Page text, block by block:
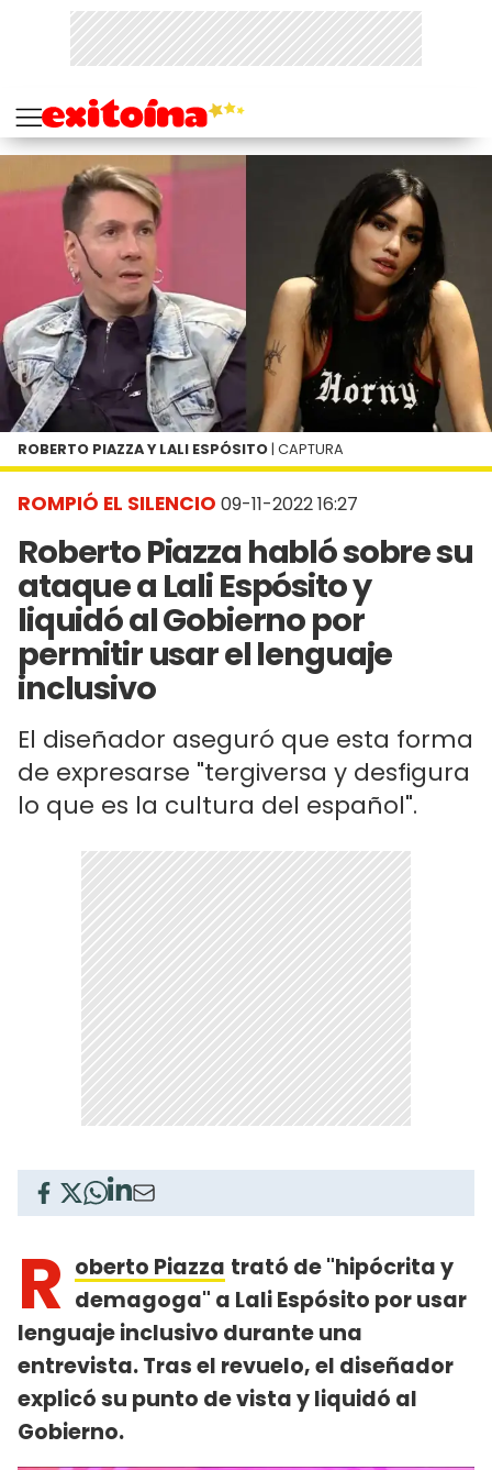
ROMPIÓ EL SILENCIO 09-11-2022 16:27
Roberto Piazza habló sobre su
ataque a Lali Espósito y
liquidó al Gobierno por
permitir usar el lenguaje
inclusivo
El diseñador aseguró que esta forma
de expresarse "tergiversa y desfigura
lo que es la cultura del español".
ROBERTO PIAZZA Y LALI ESPÓSITO | CAPTURA
R oberto Piazza trató de "hipócrita y
demagoga" a Lali Espósito por usar
lenguaje inclusivo durante una
entrevista. Tras el revuelo, el diseñador
explicó su punto de vista y liquidó al
Gobierno.